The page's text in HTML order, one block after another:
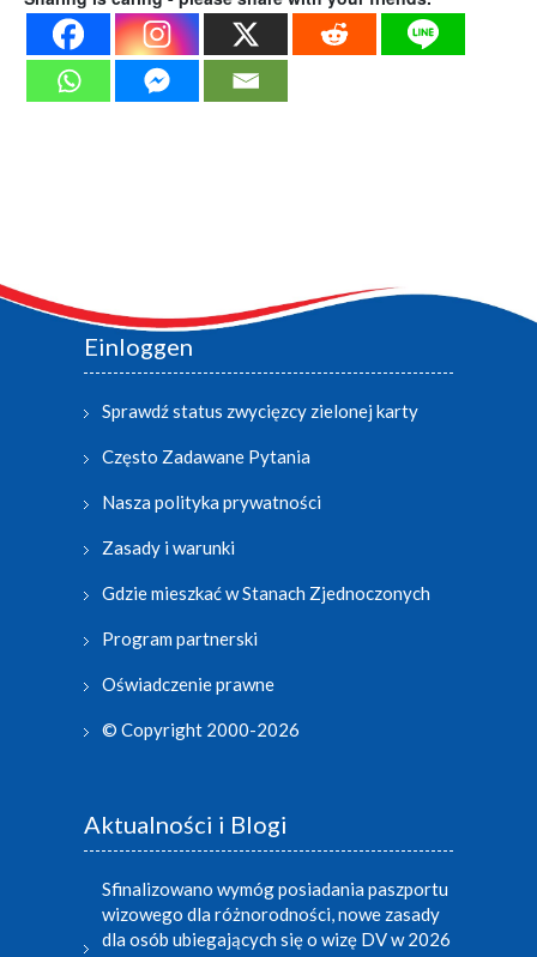
Einloggen
Sprawdź status zwycięzcy zielonej karty
Często Zadawane Pytania
Nasza polityka prywatności
Zasady i warunki
Gdzie mieszkać w Stanach Zjednoczonych
Program partnerski
Oświadczenie prawne
© Copyright 2000-2026
Aktualności i Blogi
Sfinalizowano wymóg posiadania paszportu
wizowego dla różnorodności, nowe zasady
dla osób ubiegających się o wizę DV w 2026